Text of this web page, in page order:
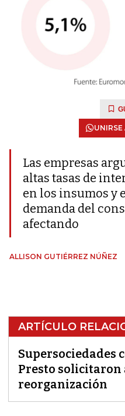
Las empresas
altas tasas de
en los insumos y
demanda del
afectando
ALLISON GUTIÉRREZ NÚÑEZ
ARTÍCULO
Supersociedades
Presto solicitaron
reorganización